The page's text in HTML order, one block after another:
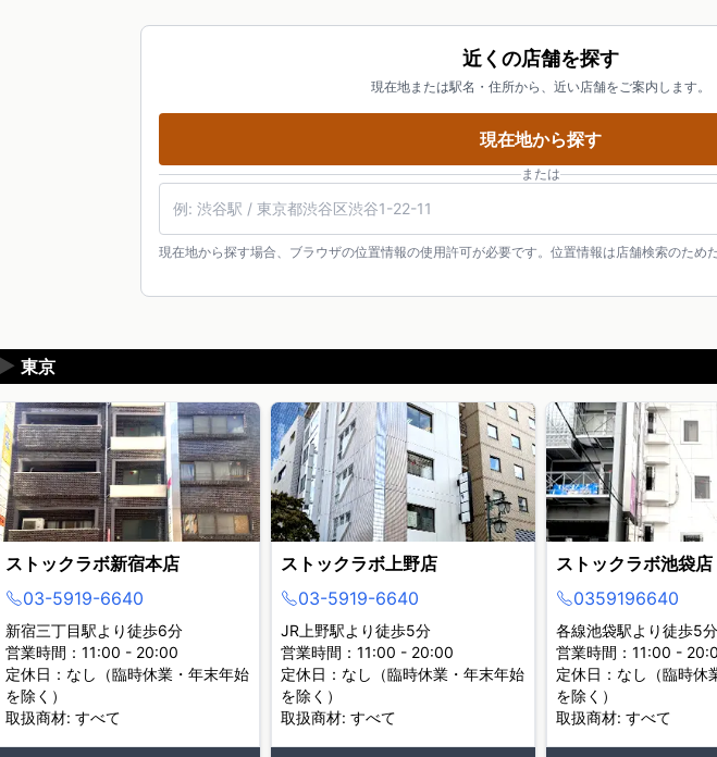
近くの店舗を探す
現在地または駅名・住所から、近い店舗をご案内します。
現在地から探す
または
現在地から探す場合、ブラウザの位置情報の使用許可が必要です。位置情報は店舗検索のため
東京
ストックラボ新宿本店
03-5919-6640
新宿三丁目駅より徒歩6分
営業時間：11:00 - 20:00
定休日：なし（臨時休業・年末年始
を除く）
取扱商材: すべて
ストックラボ上野店
03-5919-6640
JR上野駅より徒歩5分
営業時間：11:00 - 20:00
定休日：なし（臨時休業・年末年始
を除く）
取扱商材: すべて
ストックラボ池袋店
0359196640
各線池袋駅より徒歩5分
営業時間：11:00 -
定休日：なし（臨時休
を除く）
取扱商材: すべて